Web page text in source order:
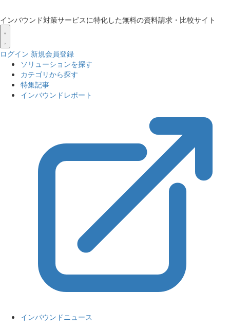
インバウンド対策サービスに特化した無料の資料請求・比較サイト
ログイン 新規会員登録
ソリューションを探す
カテゴリから探す
特集記事
インバウンドレポート
インバウンドニュース